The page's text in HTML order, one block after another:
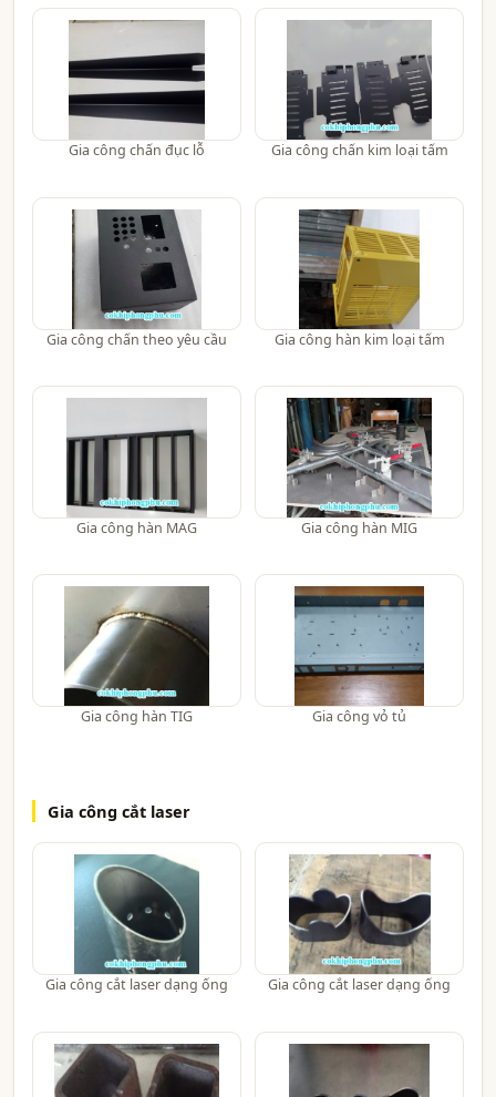
Gia công chấn đục lỗ Gia công chấn kim loại tấm
Gia công chấn theo yêu cầu Gia công hàn kim loại tấm
Gia công hàn MAG Gia công hàn MIG
Gia công hàn TIG Gia công vỏ tủ
Gia công cắt laser
Gia công cắt laser dạng ống Gia công cắt laser dạng ống